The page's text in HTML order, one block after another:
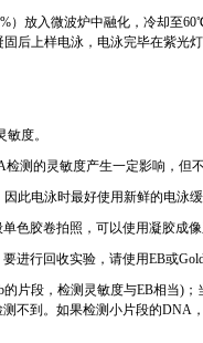
）放入微波炉中融化，冷却至60
后上样电泳，电泳完毕在紫光灯
度。
检测的灵敏度产生一定影响，但不
此电泳时最好使用新鲜的电泳缓
色胶卷拍照，可以使用凝胶成像
进行回收实验，请使用EB或
的片段，检测灵敏度与EB相当) ；
不到。如果检测小片段的DNA